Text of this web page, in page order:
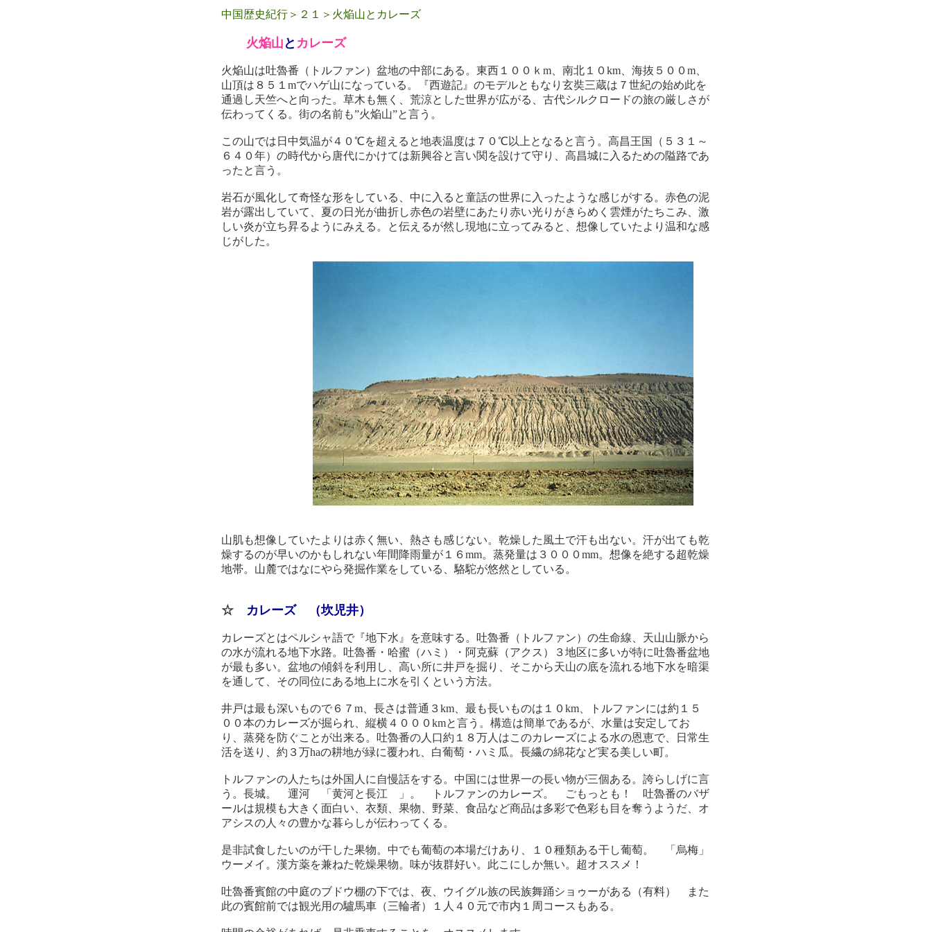
中国歴史紀行＞２１＞火焔山とカレーズ
火焔山 と カレーズ
火焔山は吐魯番（トルファン）盆地の中部にある。東西１００ｋm、南北１０km、海抜５００m、
山頂は８５１mでハゲ山になっている。『西遊記』のモデルともなり玄奘三蔵は７世紀の始め此を
通過し天竺へと向った。草木も無く、荒涼とした世界が広がる、古代シルクロードの旅の厳しさが
伝わってくる。街の名前も”火焔山”と言う。
この山では日中気温が４０℃を超えると地表温度は７０℃以上となると言う。高昌王国（５３１～
６４０年）の時代から唐代にかけては新興谷と言い関を設けて守り、高昌城に入るための隘路であ
ったと言う。
岩石が風化して奇怪な形をしている、中に入ると童話の世界に入ったような感じがする。赤色の泥
岩が露出していて、夏の日光が曲折し赤色の岩壁にあたり赤い光りがきらめく雲煙がたちこみ、激
しい炎が立ち昇るようにみえる。と伝えるが然し現地に立ってみると、想像していたより温和な感
じがした。
山肌も想像していたよりは赤く無い、熱さも感じない。乾燥した風土で汗も出ない。汗が出ても乾
燥するのが早いのかもしれない年間降雨量が１６mm。蒸発量は３０００mm。想像を絶する超乾燥
地帯。山麓ではなにやら発掘作業をしている、駱駝が悠然としている。
☆ カレーズ （坎児井）
カレーズとはペルシャ語で『地下水』を意味する。吐魯番（トルファン）の生命線、天山山脈から
の水が流れる地下水路。吐魯番・哈蜜（ハミ）・阿克蘇（アクス）３地区に多いが特に吐魯番盆地
が最も多い。盆地の傾斜を利用し、高い所に井戸を掘り、そこから天山の底を流れる地下水を暗渠
を通して、その同位にある地上に水を引くという方法。
井戸は最も深いもので６７m、長さは普通３km、最も長いものは１０km、トルファンには約１５
００本のカレーズが掘られ、縦横４０００kmと言う。構造は簡単であるが、水量は安定してお
り、蒸発を防ぐことが出来る。吐魯番の人口約１８万人はこのカレーズによる水の恩恵で、日常生
活を送り、約３万haの耕地が緑に覆われ、白葡萄・ハミ瓜。長繊の綿花など実る美しい町。
トルファンの人たちは外国人に自慢話をする。中国には世界一の長い物が三個ある。誇らしげに言
う。長城。 運河 「黄河と長江 」。 トルファンのカレーズ。 ごもっとも！ 吐魯番のバザ
ールは規模も大きく面白い、衣類、果物、野菜、食品など商品は多彩で色彩も目を奪うようだ、オ
アシスの人々の豊かな暮らしが伝わってくる。
是非試食したいのが干した果物。中でも葡萄の本場だけあり、１０種類ある干し葡萄。 「烏梅」
ウーメイ。漢方薬を兼ねた乾燥果物。味が抜群好い。此こにしか無い。超オススメ！
吐魯番賓館の中庭のブドウ棚の下では、夜、ウイグル族の民族舞踊ショゥーがある（有料） また
此の賓館前では観光用の驢馬車（三輪者）１人４０元で市内１周コースもある。